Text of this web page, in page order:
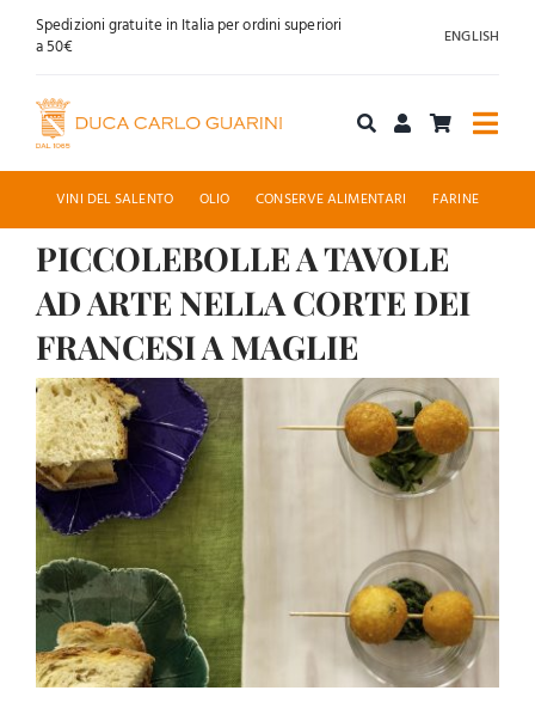
SaltaSpedizioni gratuite in Italia per ordini superiori
a 50€
ENGLISH
Acquista online
Chi siamo
News
Contatti
VINI DEL SALENTO OLIO CONSERVE ALIMENTARI FARINE
PICCOLEBOLLE A TAVOLE
AD ARTE NELLA CORTE DEI
FRANCESI A MAGLIE
Ingrandisci
immagine